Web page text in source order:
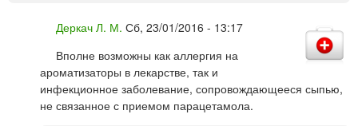
Деркач Л. М. Сб, 23/01/2016 - 13:17
Вполне возможны как аллергия на
ароматизаторы в лекарстве, так и
инфекционное заболевание, сопровождающееся сыпью,
не связанное с приемом парацетамола.